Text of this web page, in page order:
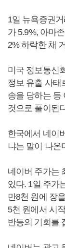
1일 뉴욕증권
가 5.9%, 아마
2% 하락한 채
미국 정보통신
정보 유출 사태
송을 당하는 등
것으로 풀이된
한국에서 네이
냐는 말이 나온
네이버 주가는
있다. 1일 주가
만8천 원에 장
5천 원에서 시
반등의 기회를